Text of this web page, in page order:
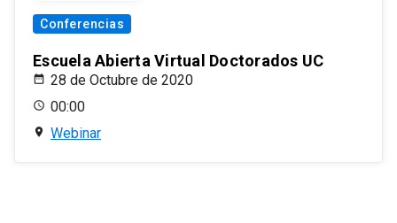
Conferencias
Escuela Abierta Virtual Doctorados UC
28 de Octubre de 2020
00:00
Webinar